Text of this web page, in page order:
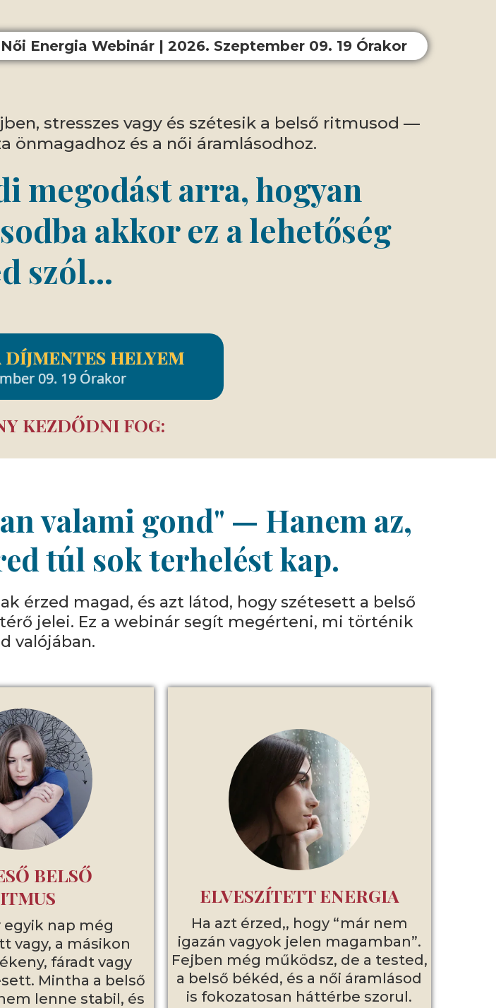
Energia Webinár | 2026. Szeptember 09. 19 Órakor
stresszes vagy és szétesik a belső ritmusod —
önmagadhoz és a női áramlásodhoz.
megodást arra, hogyan
akkor ez a lehetőség
szól…
HELYEM
09. 19 Órakor
KEZDŐDNI FOG:
valami gond" — Hanem az,
túl sok terhelést kap.
érzed magad, és azt látod, hogy szétesett a belső
jelei. Ez a webinár segít megérteni, mi történik
valójában.
BELSŐ
egyik nap még
vagy, a másikon
fáradt vagy
Mintha a belső
lenne stabil, és
ELVESZÍTETT ENERGIA
Ha azt érzed,, hogy “már nem
igazán vagyok jelen magamban”.
Fejben még működsz, de a tested,
a belső békéd, és a női áramlásod
is fokozatosan háttérbe szorul.